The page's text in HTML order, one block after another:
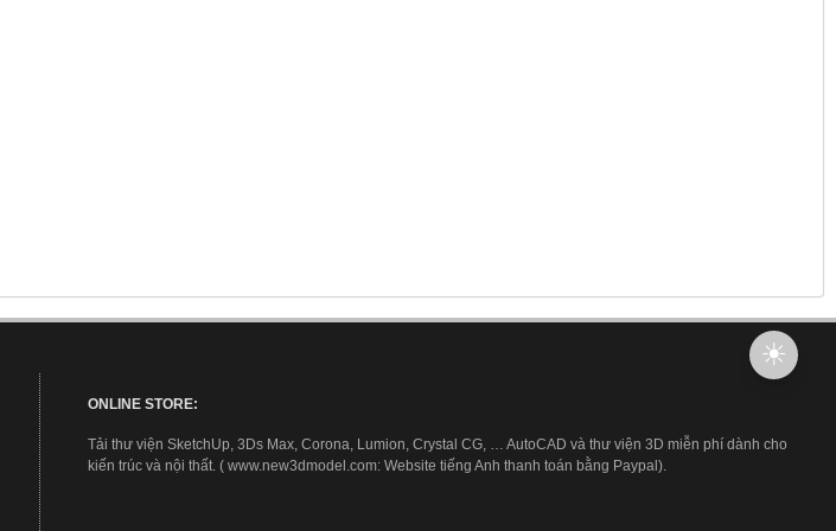
ONLINE STORE:
Tải thư viện SketchUp, 3Ds Max, Corona, Lumion, Crystal CG, … AutoCAD và thư viện 3D miễn phí dành cho
kiến trúc và nội thất. ( www.new3dmodel.com: Website tiếng Anh thanh toán bằng Paypal).